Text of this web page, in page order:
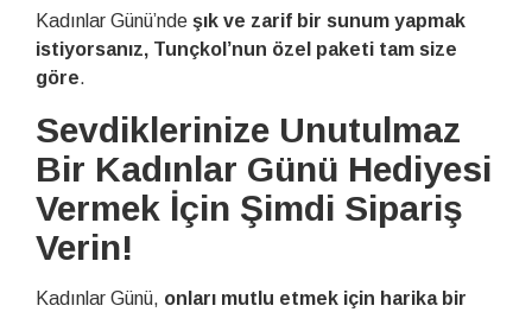
Kadınlar Günü’nde şık ve zarif bir sunum yapmak
istiyorsanız, Tunçkol’nun özel paketi tam size
göre.
Sevdiklerinize Unutulmaz
Bir Kadınlar Günü Hediyesi
Vermek İçin Şimdi Sipariş
Verin!
Kadınlar Günü, onları mutlu etmek için harika bir